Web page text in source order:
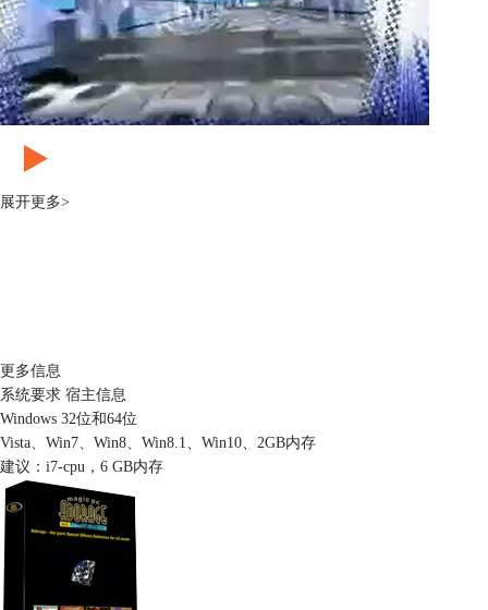
展开更多>
更多信息
系统要求 宿主信息
Windows 32位和64位
Vista、Win7、Win8、Win8.1、Win10、2GB内存
建议：i7-cpu，6 GB内存